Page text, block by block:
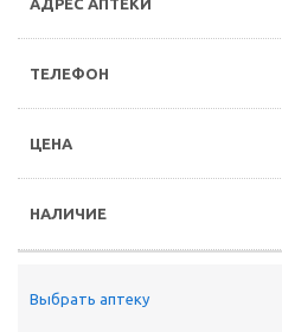
Выбрать аптеку